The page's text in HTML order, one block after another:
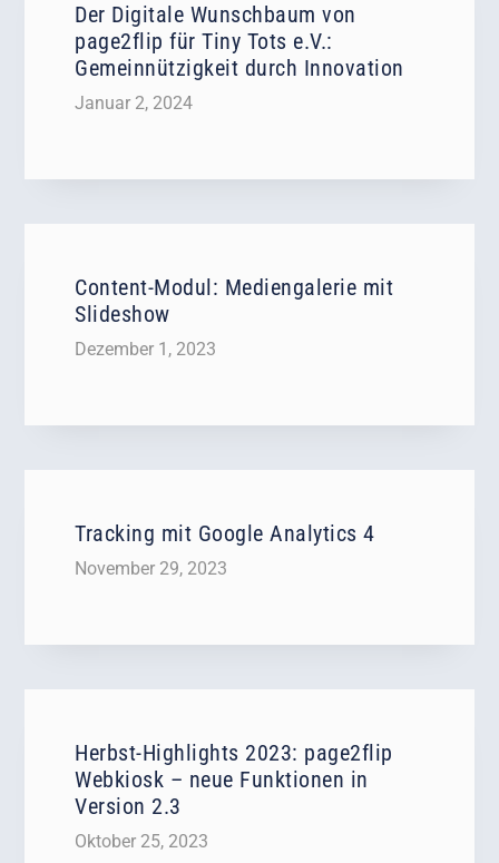
Der Digitale Wunschbaum von
page2flip für Tiny Tots e.V.:
Gemeinnützigkeit durch Innovation
Januar 2, 2024
Content-Modul: Mediengalerie mit
Slideshow
Dezember 1, 2023
Tracking mit Google Analytics 4
November 29, 2023
Herbst-Highlights 2023: page2flip
Webkiosk – neue Funktionen in
Version 2.3
Oktober 25, 2023